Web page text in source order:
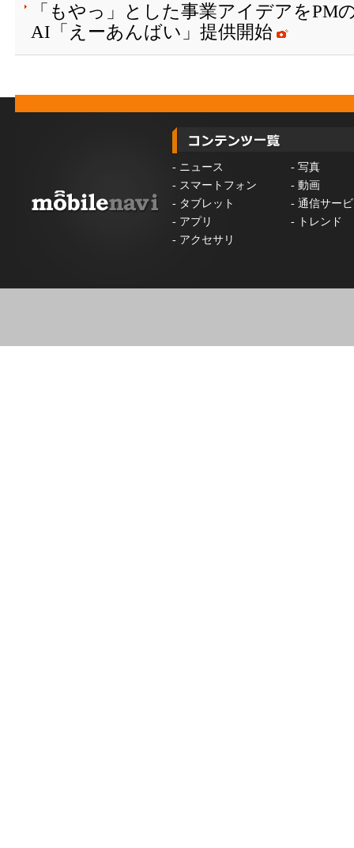
「もやっ」とした事業アイデアをPM
AI「えーあんばい」提供開始
- ニュース - 写真
- スマートフォン - 動画
- タブレット - 通信サー
- アプリ -
トレンド
- アクセサリ